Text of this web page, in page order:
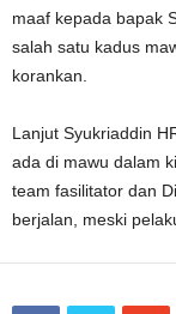
maaf kepada bapak
salah satu kadus
korankan.
Lanjut Syukriaddin
ada di mawu dalam
team fasilitator dan
berjalan, meski